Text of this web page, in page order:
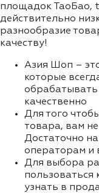
площадок ТаоБао,
действительно
разнообразие
качеству!
Азия Шоп –
которые
качественно
Для того
товара, вам
Достаточно
операторам и
Для выбора
пользоваться
узнать в